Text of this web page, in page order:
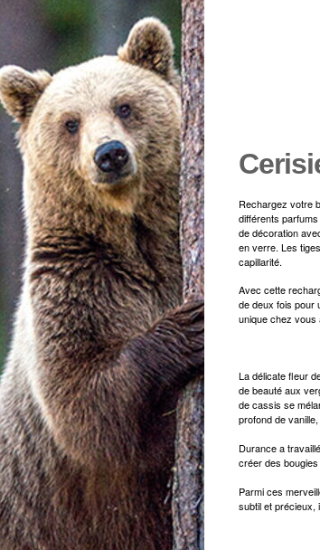
Rechargez votre
différents
de décoration
en verre. Les
capillarité.
Avec cette
de deux fois pour
unique chez
La délicate fleur
de beauté aux
de cassis se
profond de
Durance a
créer des
Parmi ces
subtil et précieux,